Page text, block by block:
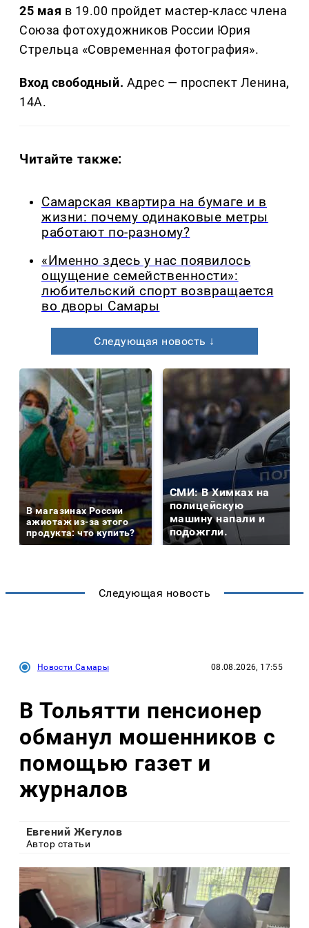
25 мая в 19.00 пройдет мастер-класс члена
Союза фотохудожников России Юрия
Стрельца «Современная фотография».
Вход свободный. Адрес — проспект Ленина,
14А.
Читайте также:
Самарская квартира на бумаге и в
жизни: почему одинаковые метры
работают по-разному?
«Именно здесь у нас появилось
ощущение семейственности»:
любительский спорт возвращается
во дворы Самары
Следующая новость ↓
В магазинах России
ажиотаж из-за этого
продукта: что купить?
СМИ: В Химках на
полицейскую
машину напали и
подожгли.
Следующая новость
Новости Самары 08.08.2026, 17:55
В Тольятти пенсионер
обманул мошенников с
помощью газет и
журналов
Евгений Жегулов
Автор статьи